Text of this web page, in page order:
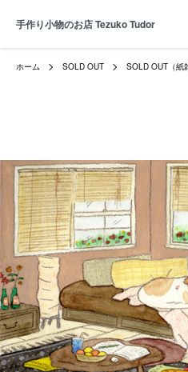
手作り小物のお店 Tezuko Tudor
ホーム SOLD OUT SOLD OUT（紙